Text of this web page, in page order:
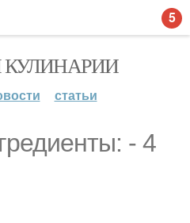
статьи
- 4
5